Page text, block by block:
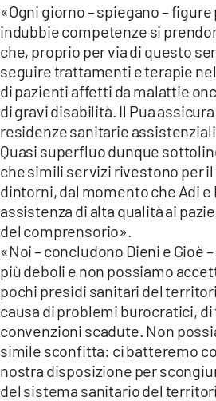
CATANZAROCHANNEL.IT
LACAPITALENEWS.IT
App
ANDROID
APPLE
«Ogni giorno – spiegano –
indubbie competenze si
che, proprio per via di questo
seguire trattamenti e terapie
di pazienti affetti da malattie
di gravi disabilità. Il Pua assicura
residenze sanitarie
Quasi superfluo dunque
che simili servizi rivestono per
dintorni, dal momento che Adi e
assistenza di alta qualità ai
del comprensorio».
«Noi – concludono Dieni e Gioè
più deboli e non possiamo
pochi presidi sanitari del
causa di problemi burocratici,
convenzioni scadute. Non
simile sconfitta: ci batteremo
nostra disposizione per
del sistema sanitario del